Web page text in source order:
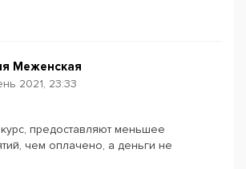
Меженская
2021, 23:33
предоставляют меньшее
чем оплачено, а деньги не